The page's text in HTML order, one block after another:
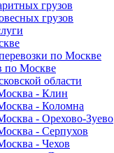
грузов
грузов
по Москве
по Москве
области
- Клин
- Коломна
- Орехово-Зуево
- Серпухов
- Чехов